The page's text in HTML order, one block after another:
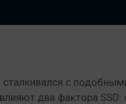
сталкивался с
два фактора SSD: